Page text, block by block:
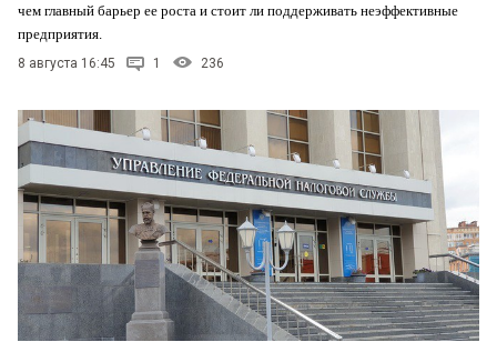
чем главный барьер ее роста и стоит ли поддерживать неэффективные
предприятия.
8 августа 16:45 1 236